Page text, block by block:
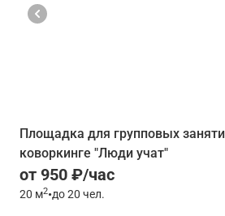
Площадка для групповых
коворкинге "Люди учат"
от 950 ₽/час
20 м2•до 20 чел.